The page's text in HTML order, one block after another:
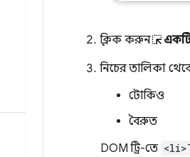
ক্লিক করুন
নিচের তালিকা
টোকিও
বৈরুত
DOM ট্রি-তে